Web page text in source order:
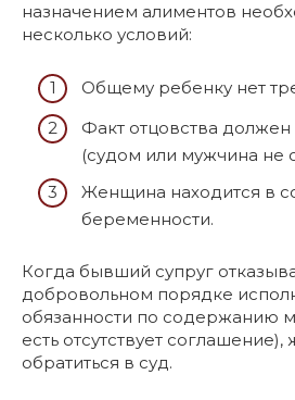
назначением алиментов
несколько условий:
Общему ребенку нет
Факт отцовства должен
(судом или мужчина не
Женщина находится в
беременности.
Когда бывший супруг
добровольном порядке
обязанности по содержанию
есть отсутствует
обратиться в суд.